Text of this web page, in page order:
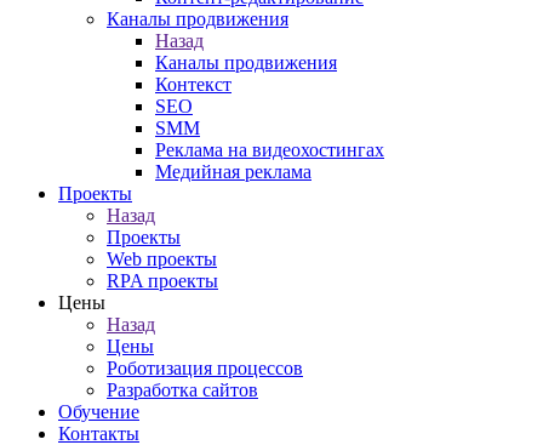
Каналы продвижения
Назад
Каналы продвижения
Контекст
SEO
SMM
Реклама на видеохостингах
Медийная реклама
Проекты
Назад
Проекты
Web проекты
RPA проекты
Цены
Назад
Цены
Роботизация процессов
Разработка сайтов
Обучение
Контакты